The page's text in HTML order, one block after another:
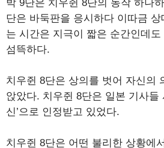
박 9단은 치우쥔 8단의 동작 하나
단은 바둑판을 응시하다 이따금
는 시간은 지극이 짧은 순간인데
섬뜩하다.
치우쥔 8단은 상의를 벗어 자신의
앉았다. 치우쥔 8단은 일본 기사들
신’으로 인정받고 있었다.
치우쥔 8단은 어떤 불리한 상황에